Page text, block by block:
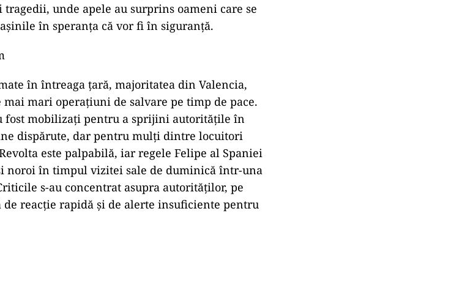
tragedii, unde apele au surprins oameni care se
în speranța că vor fi în siguranță.
în întreaga țară, majoritatea din Valencia,
mari operațiuni de salvare pe timp de pace.
fost mobilizați pentru a sprijini autoritățile în
dispărute, dar pentru mulți dintre locuitori
este palpabilă, iar regele Felipe al Spaniei
noroi în timpul vizitei sale de duminică într-una
s-au concentrat asupra autorităților, pe
reacție rapidă și de alerte insuficiente pentru